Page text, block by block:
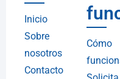
Inicio
Sobre
nosotros
Contacto
Cómo